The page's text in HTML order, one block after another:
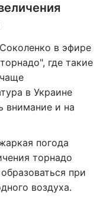
в эфире
где такие
в Украине
внимание и на
погода
торнадо
при
воздуха.